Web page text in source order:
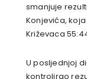
smanjuje
Konjevića,
Križevaca
U posljednjoj
kontrolirao